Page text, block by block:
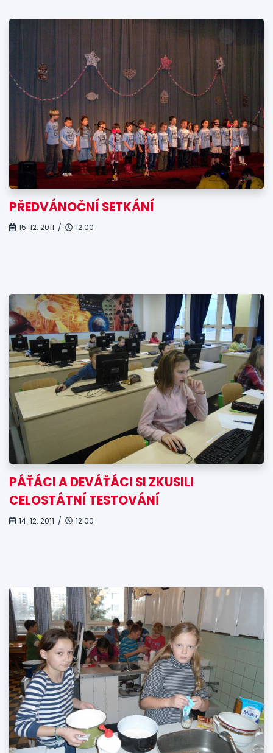
PŘEDVÁNOČNÍ SETKÁNÍ
15. 12. 2011 / 12.00
PÁŤÁCI A DEVÁŤÁCI SI ZKUSILI
CELOSTÁTNÍ TESTOVÁNÍ
14. 12. 2011 / 12.00